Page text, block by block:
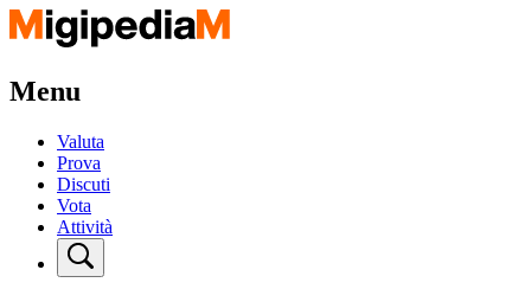
Menu
Valuta
Prova
Discuti
Vota
Attività